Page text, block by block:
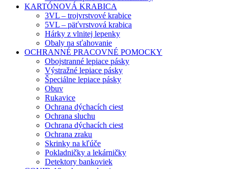
KARTÓNOVÁ KRABICA
3VL – trojvrstvové krabice
5VL – päťvrstvová krabica
Hárky z vlnitej lepenky
Obaly na sťahovanie
OCHRANNÉ PRACOVNÉ POMOCKY
Obojstranné lepiace pásky
Výstražné lepiace pásky
Špeciálne lepiace pásky
Obuv
Rukavice
Ochrana dýchacích ciest
Ochrana sluchu
Ochrana dýchacích ciest
Ochrana zraku
Skrinky na kľúče
Pokladničky a lekárničky
Detektory bankoviek